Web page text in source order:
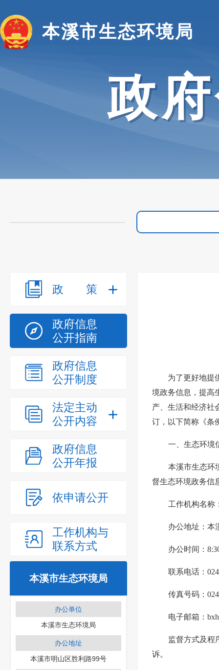
本溪市生态环境局
政
政策
政府信息
公开指南
政府信息
公开制度
法定主动
公开内容
政府信息
公开年报
依申请公开
工作机构与
联系方式
本溪市生态环境局
办公单位
本溪市生态环境局
办公地址
本溪市明山区胜利路99号
为了更好地提
境政务信息，提高
产、生活和经济社
订，以下简称《条
一、生态环境
本溪市生态环
督生态环境政务信
工作机构名称
办公地址：本
办公时间：
联系电话：
传真号码：
电子邮箱：
监督方式及程
诉。